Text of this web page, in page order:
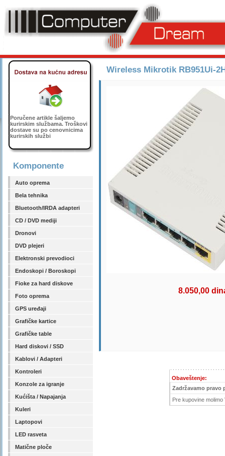
Poručene artikle šaljemo
kurirskim službama. Troškovi
dostave su po cenovnicima
kurirskih službi
Komponente
Auto oprema
Bela tehnika
Bluetooth/IRDA adapteri
CD / DVD mediji
Dronovi
DVD plejeri
Elektronski prevodioci
Endoskopi / Boroskopi
Fioke za hard diskove
Foto oprema
GPS uređaji
Grafičke kartice
Grafičke table
Hard diskovi / SSD
Kablovi / Adapteri
Kontroleri
Konzole za igranje
Kućišta / Napajanja
Kuleri
Laptopovi
LED rasveta
Matične ploče
Wireless Mikrotik RB951Ui-
8.050,00
Obaveštenje:
Zadržavamo pravo
Pre kupovine